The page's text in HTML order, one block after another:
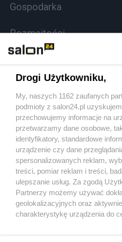
Gospodarka
Rozmaitości
Sport
Społeczeństwo
Kultura
X Facebook
Drogi Użytkowniku,
My, naszych 1162 zaufanych
podmioty z salon24.pl
przechowujemy informacje na
przetwarzamy dane osobowe,
identyfikatory, standardowe
urządzenie czy dane
spersonalizowanych reklam,
treści, pomiar reklam i treści,
ulepszanie usług. Za zgodą
Partnerzy możemy używać
geolokalizacyjnych oraz
charakterystykę urządzenia do